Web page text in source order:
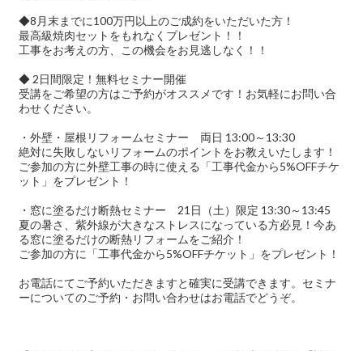
◆8月末までに100万円以上のご成約をいただいた方！
最高級焼肉セットをもれなくプレゼント！！
工事をお考えの方、この機会をお見逃しなく！！
◆ 2日間限定！無料セミナー開催
受講をご希望の方はご予約がオススメです！お気軽にお問い合
わせください。
・外壁・屋根リフォームセミナー 両日 13:00～13:30
絶対に失敗しないリフォームのポイントをお教えいたします！
ご参加の方に外壁工事の時に使える「工事代金から5%OFFチケ
ット」をプレゼント！
・窓に塗るだけ断熱セミナー 21日（土）限定 13:30～13:45
夏の暑さ、紫外線が大きなストレスになっている方必見！今あ
る窓に塗るだけの断熱リフォームをご紹介！
ご参加の方に「工事代金から5%OFFチケット」をプレゼント！
お電話にてご予約いただきますと確実に受講できます。セミナ
ーについてのご予約・お問い合わせはお電話でどうぞ。